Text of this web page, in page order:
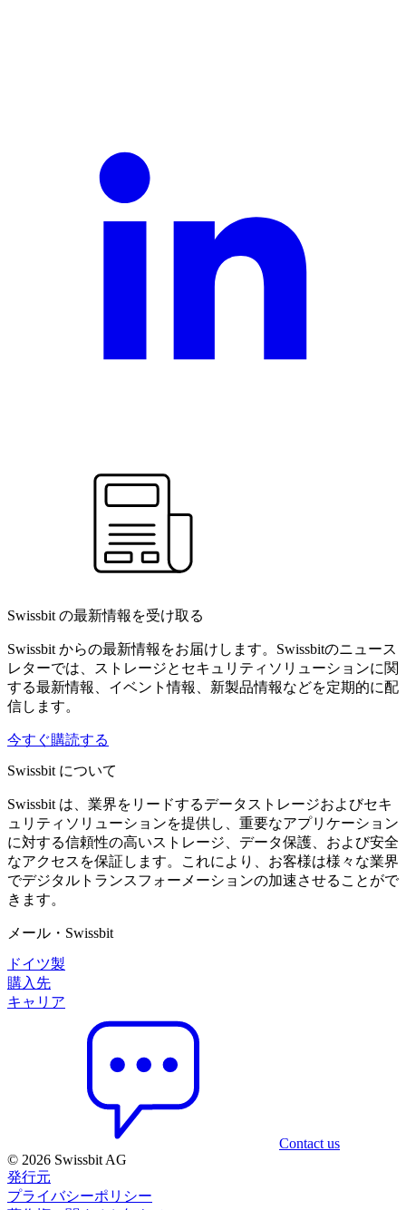
Swissbit の最新情報を受け取る
Swissbit からの最新情報をお届けします。Swissbitのニュース
レターでは、ストレージとセキュリティソリューションに関
する最新情報、イベント情報、新製品情報などを定期的に配
信します。
今すぐ購読する
Swissbit について
Swissbit は、業界をリードするデータストレージおよびセキ
ュリティソリューションを提供し、重要なアプリケーション
に対する信頼性の高いストレージ、データ保護、および安全
なアクセスを保証します。これにより、お客様は様々な業界
でデジタルトランスフォーメーションの加速させることがで
きます。
メール・Swissbit
ドイツ製
購入先
キャリア
Contact us
© 2026 Swissbit AG
発行元
プライバシーポリシー